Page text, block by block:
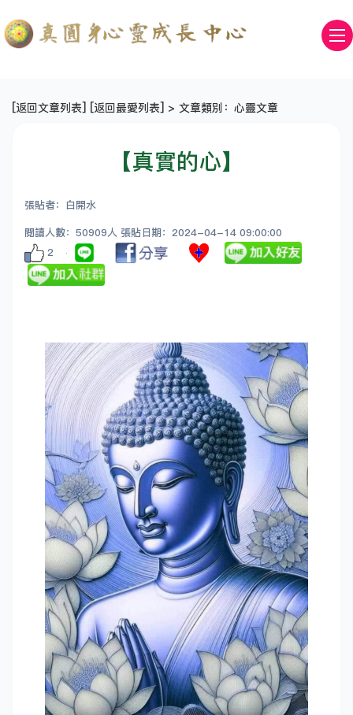
[返回文章列表] [返回最愛列表] > 文章類別：心靈文章
【真實的心】
張貼者：白開水
閱讀人數：50909人 張貼日期：2024-04-14 09:00:00
2